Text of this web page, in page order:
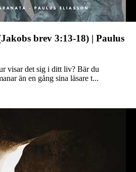
brev 3:13-18) | Paulus
visar det sig i ditt liv? Bär du
än en gång sina läsare t...